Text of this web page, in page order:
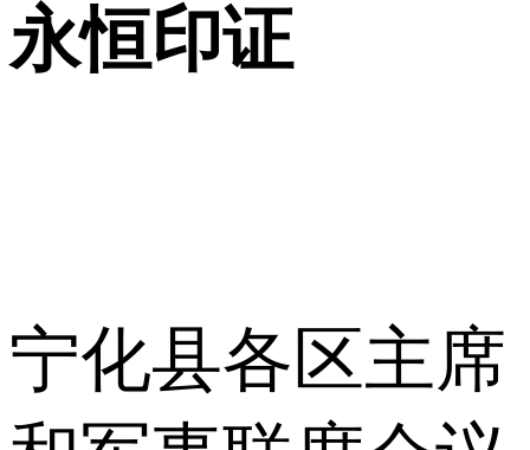
永恒印证
宁化县各区主席